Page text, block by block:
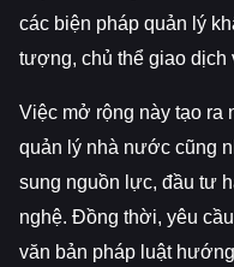
các biện pháp quản lý
tượng, chủ thể giao
Việc mở rộng này tạo ra
quản lý nhà nước cũng
sung nguồn lực, đầu tư
nghệ. Đồng thời, yêu
văn bản pháp luật